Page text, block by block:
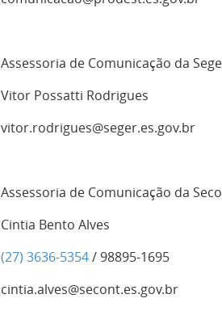
Assessoria de Comunicação da
Vitor Possatti Rodrigues
vitor.rodrigues@seger.es.gov.br
Assessoria de Comunicação da
Cintia Bento Alves
(27) 3636-5354/ 98895-1695
cintia.alves@secont.es.gov.br